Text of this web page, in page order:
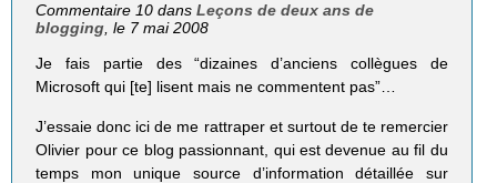
Commentaire 10 dansLeçons de deux ans de
blogging, le 7 mai 2008
Je fais partie des “dizaines d’anciens collègues de
Microsoft qui [te] lisent mais ne commentent pas”…
J’essaie donc ici de me rattraper et surtout de te remercier
Olivier pour ce blog passionnant, qui est devenue au fil du
temps mon unique source d’information détaillée sur